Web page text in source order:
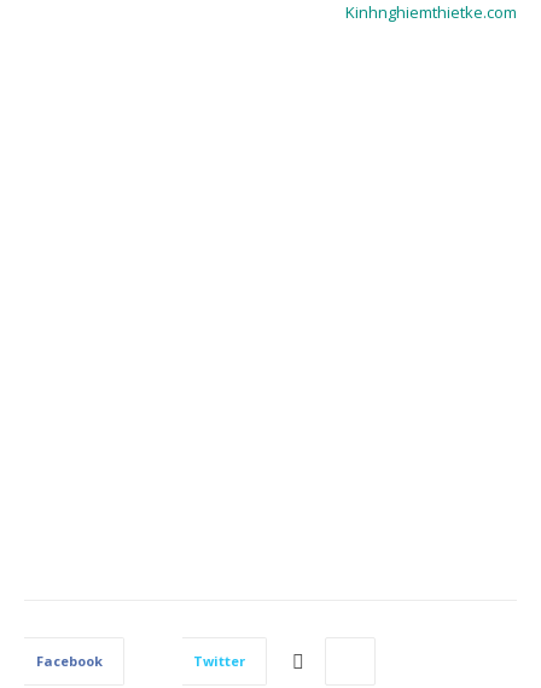
Kinhnghiemthietke.com
Facebook Twitter